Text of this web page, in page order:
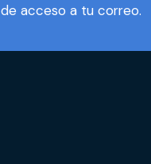
de acceso a tu correo.